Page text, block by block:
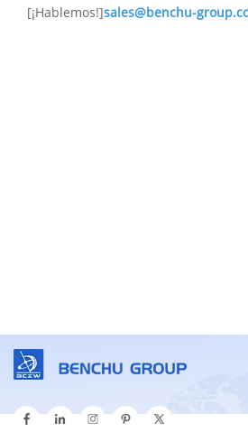
[¡Hablemos!]sales@benchu-